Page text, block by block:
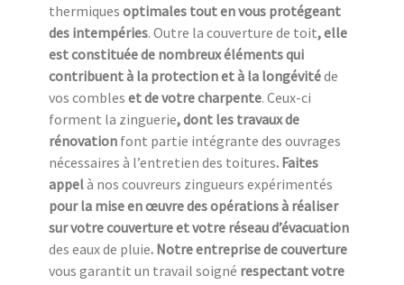
thermiques optimales tout en vous protégeant
des intempéries. Outre la couverture de toit, elle
est constituée de nombreux éléments qui
contribuent à la protection et à la longévitéde
vos combles et de votre charpente. Ceux-ci
forment la zinguerie, dont les travaux de
rénovation font partie intégrante des ouvrages
nécessaires à l’entretien des toitures. Faites
appelà nos couvreurs zingueurs expérimentés
pour la mise en œuvre des opérations à réaliser
sur votre couverture et votre réseau d’évacuation
des eaux de pluie. Notre entreprise de couverture
vous garantit un travail soigné respectant votre